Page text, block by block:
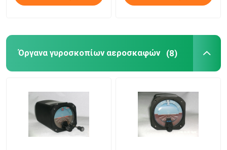
Όργανα γυροσκοπίων αεροσκαφών (8)